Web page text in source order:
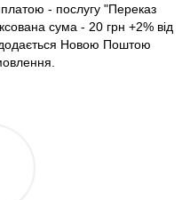
- послугу "Переказ
сума - 20 грн +2% від
Новою Поштою